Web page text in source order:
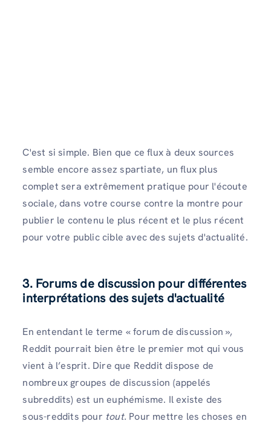
C'est si simple. Bien que ce flux à deux sources
semble encore assez spartiate, un flux plus
complet sera extrêmement pratique pour l'écoute
sociale, dans votre course contre la montre pour
publier le contenu le plus récent et le plus récent
pour votre public cible avec des sujets d'actualité.
3. Forums de discussion pour différentes
interprétations des sujets d'actualité
En entendant le terme « forum de discussion »,
Reddit pourrait bien être le premier mot qui vous
vient à l’esprit. Dire que Reddit dispose de
nombreux groupes de discussion (appelés
subreddits) est un euphémisme. Il existe des
sous-reddits pour tout. Pour mettre les choses en